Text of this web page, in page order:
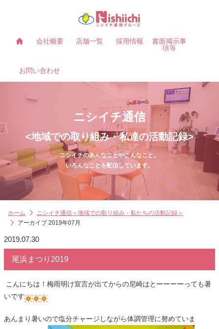
会社概要 店舗一覧 採用情報
書面掲示事
項等
お問い合わせ
ニシイチ通信
<地域での取り組み・私達の活動記録>
ニシイチのあんなことやこんなこと。
いろんなことを配信しています。
ホーム
ニシイチ通信＜地域での取り組み・私たちの活動記録＞
アーカイブ 2019年07月
2019.07.30
尾浜まつり2019
こんにちは！梅雨明け宣言が出てからの尼崎はとーーーーっても暑
いです
あんまり暑いので塩分チャージしながら体調管理に努めていま